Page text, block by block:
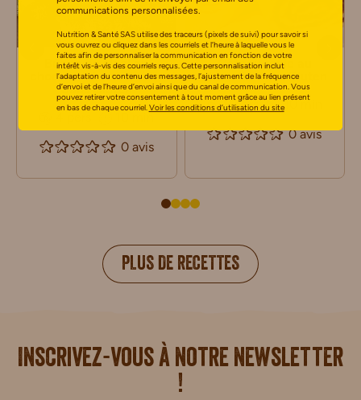
Bûche de Noël au
chocolat et aux fraises
Sans Gluten
0 avis
Gâteau roulé au
chocolat Sans Gluten
8 pers
10 min
0 avis
PLUS DE RECETTES
Inscrivez-vous à notre newsletter
!
communications personnalisées.
Nutrition & Santé SAS utilise des traceurs (pixels de suivi) pour savoir si
vous ouvrez ou cliquez dans les courriels et l’heure à laquelle vous le
faites afin de personnaliser la communication en fonction de votre
intérêt vis-à-vis des courriels reçus. Cette personnalisation inclut
l’adaptation du contenu des messages, l’ajustement de la fréquence
d’envoi et de l’heure d’envoi ainsi que du canal de communication. Vous
pouvez retirer votre consentement à tout moment grâce au lien présent
en bas de chaque courriel.Voir les conditions d’utilisation du site